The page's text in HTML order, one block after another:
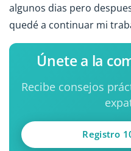
algunos dias pero
quedé a continuar mi
Únete a la
Recibe consejos
Registro